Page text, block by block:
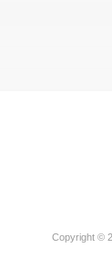
Copyright ©